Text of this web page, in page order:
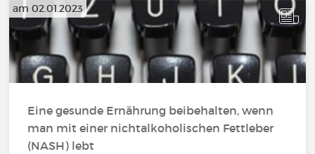
am 02.01.2023
Eine gesunde Ernährung beibehalten, wenn
man mit einer nichtalkoholischen Fettleber
(NASH) lebt